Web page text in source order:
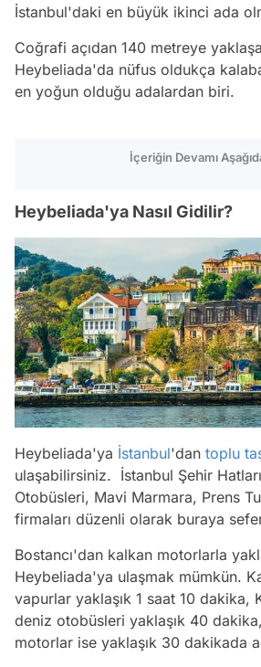
İstanbul'daki en büyük ikinci ada
Coğrafi açıdan 140 metreye
Heybeliada'da nüfus oldukça
en yoğun olduğu adalardan biri.
İçeriğin Devamı
Heybeliada'ya Nasıl Gidilir?
Heybeliada'ya İstanbul'dan toplu
ulaşabilirsiniz. İstanbul Şehir
Otobüsleri, Mavi Marmara, Prens
firmaları düzenli olarak buraya
Bostancı'dan kalkan motorlarla
Heybeliada'ya ulaşmak mümkün.
vapurlar yaklaşık 1 saat 10 dakika,
deniz otobüsleri yaklaşık 40 dakika,
motorlar ise yaklaşık 30 dakikada